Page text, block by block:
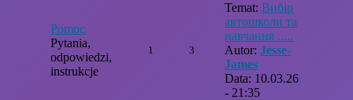
Pomoc
Pytania,
odpowiedzi,
instrukcje
1 3
Temat:Вибір
автошколи та
навчання .....
Autor:Jesse-
James
Data: 10.03.26
- 21:35